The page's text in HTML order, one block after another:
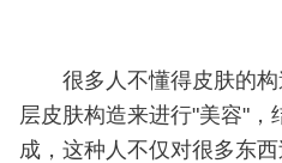
很多人不懂得皮肤的构
层皮肤构造来进行"美容"，
成，这种人不仅对很多东